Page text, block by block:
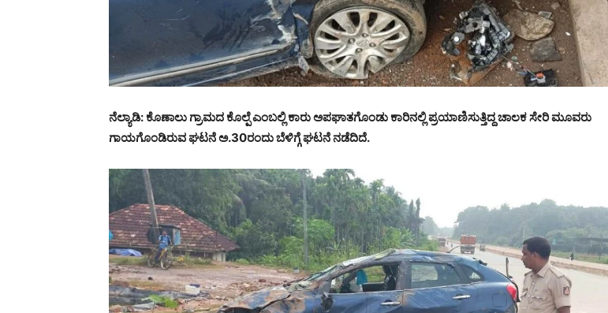
ನೆಲ್ಯಾಡಿ: ಕೊಣಾಲು ಗ್ರಾಮದ ಕೊಲ್ಪೆ ಎಂಬಲ್ಲಿ ಕಾರು ಅಪಘಾತಗೊಂಡು ಕಾರಿನಲ್ಲಿ ಪ್ರಯಾಣಿಸುತ್ತಿದ್ದ ಚಾಲಕ ಸೇರಿ ಮೂವರು
ಗಾಯಗೊಂಡಿರುವ ಘಟನೆ ಅ.30ರಂದು ಬೆಳಿಗ್ಗೆ ಘಟನೆ ನಡೆದಿದೆ.